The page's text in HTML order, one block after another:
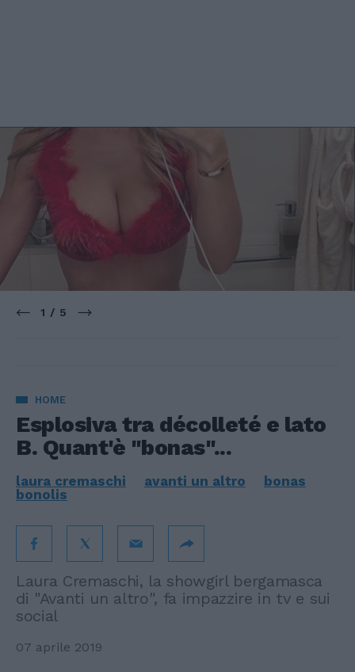
1 / 5
HOME
Esplosiva tra décolleté e lato
B. Quant'è "bonas"...
laura cremaschi avanti un altro
bonas
bonolis
Laura Cremaschi, la showgirl bergamasca
di "Avanti un altro", fa impazzire in tv e sui
social
07 aprile 2019